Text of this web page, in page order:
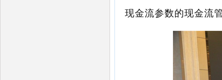
现金流参数的现金流